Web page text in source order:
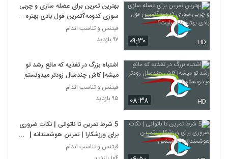
۰۹:۳۰ HD
بهترین تمرین برای عضله سازی و چربی
سوزی کدومه؟تمرین فول بادی بهتره یا
اسپلیت؟
فیتنس و تناسب اندام
۹۷ بازدید
۰۸:۳۸ HD
اشتباه بزرگ در تغذیه که مانع رشد تو
میشه| کاش چندسال زودتر میدونستم!!
فیتنس و تناسب اندام
۹۵ بازدید
5 شرط تمرین تا ناتوانی | نکات ضروری
برای ورزشکارا | تمرین هوشمندانه |
#فیتنس
فیتنس و تناسب اندام